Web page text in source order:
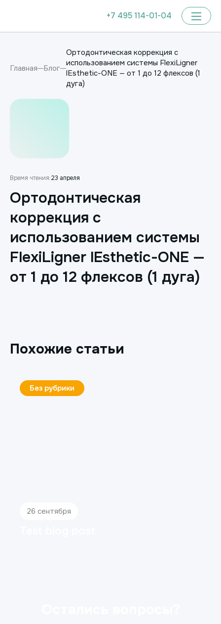
+7 495 114-01-04
Главная Блог
Ортодонтическая коррекция с
использованием системы FlexiLigner
lEsthetic-ONE — от 1 до 12 флексов (1
дуга)
Время чтения:23 апреля
Ортодонтическая
коррекция с
использованием системы
FlexiLigner lEsthetic-ONE —
от 1 до 12 флексов (1 дуга)
Похожие статьи
Без рубрики
26 сентября